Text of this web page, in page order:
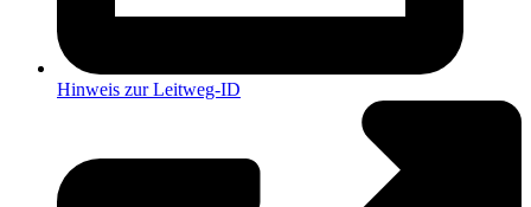
Hinweis zur Leitweg-ID